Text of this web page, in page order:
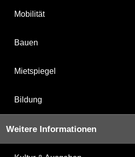
Mobilität
Bauen
Mietspiegel
Bildung
Weitere Informationen